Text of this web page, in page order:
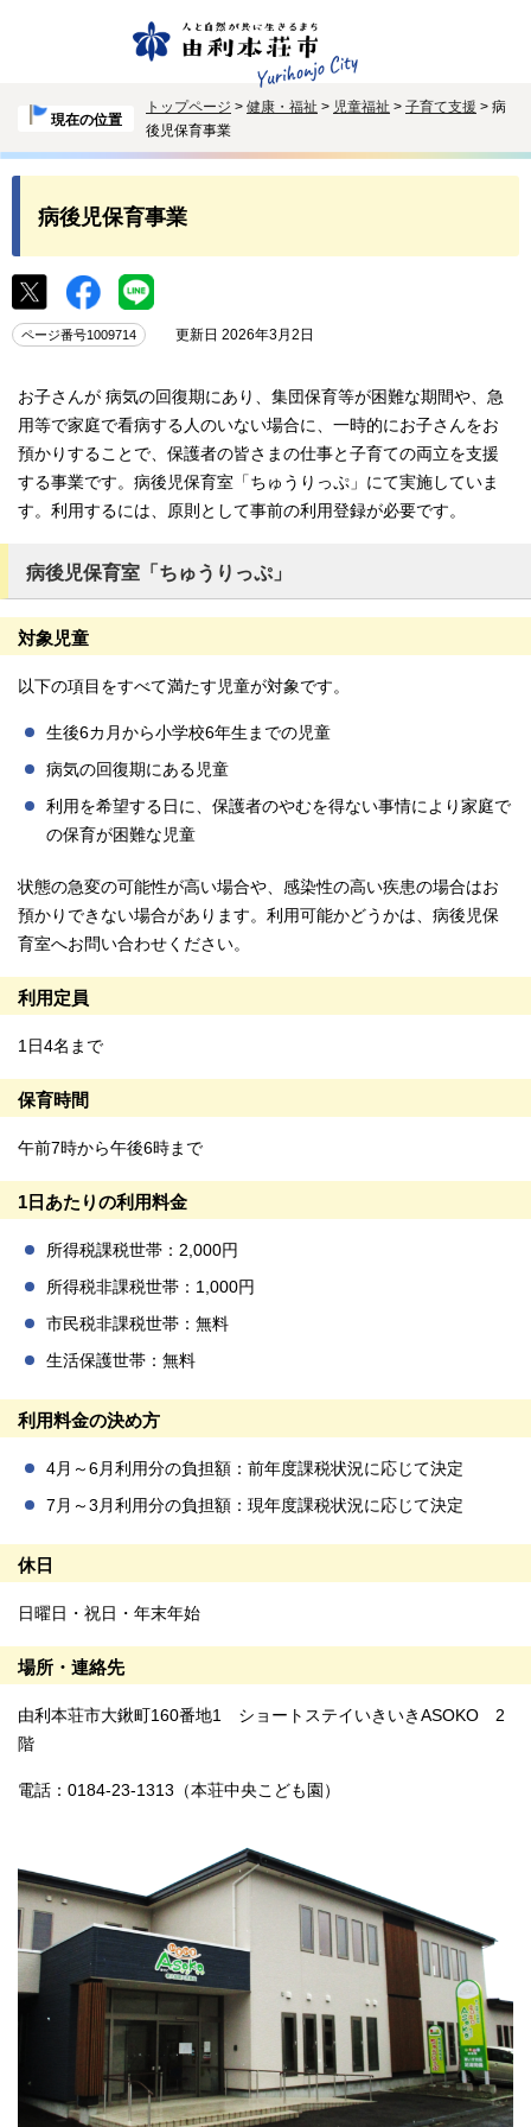
現在の位置
トップページ > 健康・福祉 > 児童福祉 > 子育て支援 > 病
後児保育事業
病後児保育事業
ページ番号1009714 更新日 2026年3月2日
お子さんが 病気の回復期にあり、集団保育等が困難な期間や、急
用等で家庭で看病する人のいない場合に、一時的にお子さんをお
預かりすることで、保護者の皆さまの仕事と子育ての両立を支援
する事業です。病後児保育室「ちゅうりっぷ」にて実施していま
す。利用するには、原則として事前の利用登録が必要です。
病後児保育室「ちゅうりっぷ」
対象児童
以下の項目をすべて満たす児童が対象です。
生後6カ月から小学校6年生までの児童
病気の回復期にある児童
利用を希望する日に、保護者のやむを得ない事情により家庭で
の保育が困難な児童
状態の急変の可能性が高い場合や、感染性の高い疾患の場合はお
預かりできない場合があります。利用可能かどうかは、病後児保
育室へお問い合わせください。
利用定員
1日4名まで
保育時間
午前7時から午後6時まで
1日あたりの利用料金
所得税課税世帯：2,000円
所得税非課税世帯：1,000円
市民税非課税世帯：無料
生活保護世帯：無料
利用料金の決め方
4月～6月利用分の負担額：前年度課税状況に応じて決定
7月～3月利用分の負担額：現年度課税状況に応じて決定
休日
日曜日・祝日・年末年始
場所・連絡先
由利本荘市大鍬町160番地1 ショートステイいきいきASOKO 2
階
電話：0184-23-1313（本荘中央こども園）